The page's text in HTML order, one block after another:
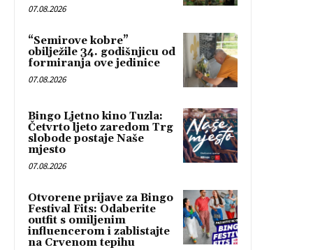
07.08.2026
“Semirove kobre”
obilježile 34. godišnjicu od
formiranja ove jedinice
07.08.2026
Bingo Ljetno kino Tuzla:
Četvrto ljeto zaredom Trg
slobode postaje Naše
mjesto
07.08.2026
Otvorene prijave za Bingo
Festival Fits: Odaberite
outfit s omiljenim
influencerom i zablistajte
na Crvenom tepihu